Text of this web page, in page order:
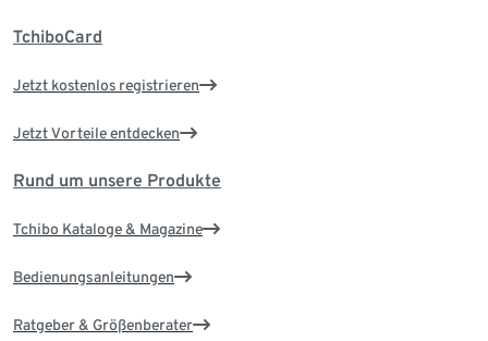
TchiboCard
Jetzt kostenlos registrieren
Jetzt Vorteile entdecken
Rund um unsere Produkte
Tchibo Kataloge & Magazine
Bedienungsanleitungen
Ratgeber & Größenberater